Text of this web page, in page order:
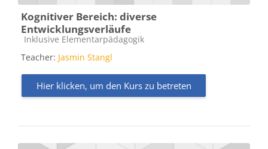
Kognitiver Bereich: diverse
Entwicklungsverläufe
Kursbereich
Inklusive Elementarpädagogik
Teacher: Jasmin Stangl
Hier klicken, um den Kurs zu betreten